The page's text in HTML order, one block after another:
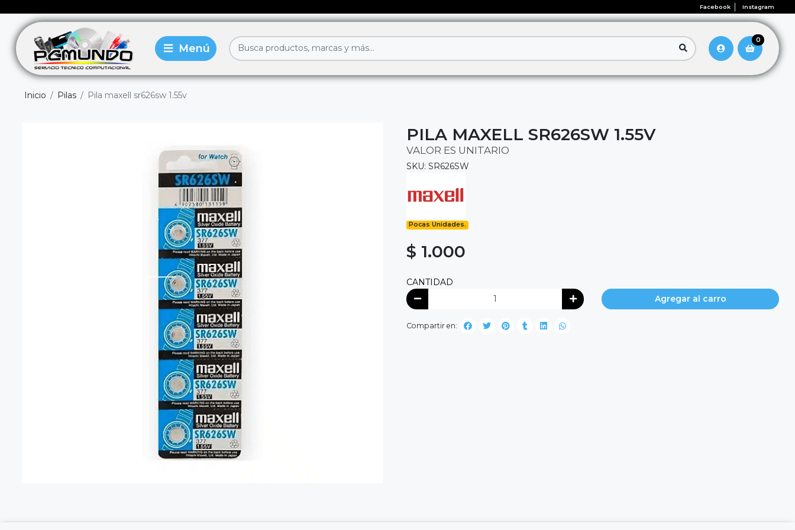
Facebook Instagram
0
Inicio Pilas Pila maxell sr626sw 1.55v
PILA MAXELL SR626SW 1.55V
VALOR ES UNITARIO
SKU: SR626SW
Pocas Unidades.
$ 1.000
CANTIDAD
Agregar al carro
Compartir en: